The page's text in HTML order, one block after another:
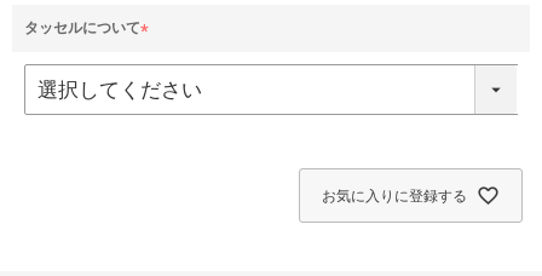
タッセルについて
必
須
お気に入りに登録する